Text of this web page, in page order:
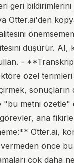
geri
düşürür. AI,
-
özel
metni özetle"
ana
Otter.ai,
önce
çok daha